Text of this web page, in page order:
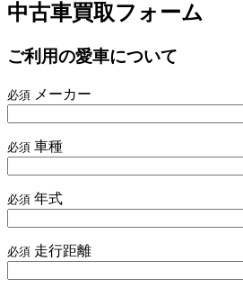
中古車買取フォーム
ご利用の愛車について
必須 メーカー
必須 車種
必須 年式
必須 走行距離